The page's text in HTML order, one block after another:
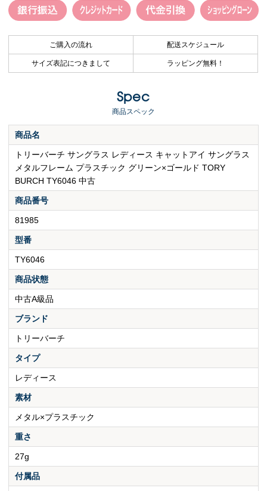
ご購入の流れ 配送スケジュール
サイズ表記につきまして ラッピング無料！
Spec
商品スペック
商品名
トリーバーチ サングラス レディース キャットアイ サングラス
メタルフレーム プラスチック グリーン×ゴールド TORY
BURCH TY6046 中古
商品番号
81985
型番
TY6046
商品状態
中古A級品
ブランド
トリーバーチ
タイプ
レディース
素材
メタル×プラスチック
重さ
27g
付属品